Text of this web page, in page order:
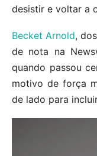
desistir e voltar a
Becket Arnold,
de nota na
quando passou
motivo de força
de lado para